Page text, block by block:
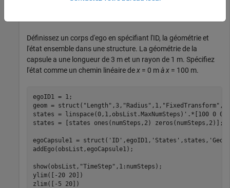
Définissez un corps d'ego en spécifiant l'ID, la géométrie et
l'état ensemble dans une structure. La géométrie de la
capsule a une longueur de 3 m et un rayon de 1 m. Spécifiez
l'état comme un chemin linéaire dex = 0 mà x = 100 m.
egoID1 = 1;
geom = struct( "Length" ,3, "Radius" ,1, "FixedTransform"
states = linspace(0,1,obsList.MaxNumSteps)'.*[100 0 0];
states = [states ones(numSteps,2) zeros(numSteps,2)];
egoCapsule1 = struct( 'ID' ,egoID1, 'States' ,states,
addEgo(obsList,egoCapsule1);
show(obsList, "TimeStep" ,1:numSteps);
ylim([-20 20])
zlim([-5 20])